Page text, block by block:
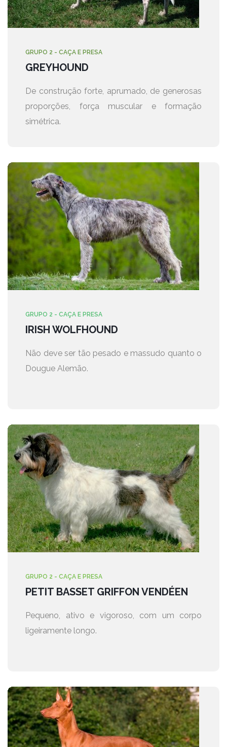
GRUPO 2 - CAÇA E PRESA
GREYHOUND
De construção forte, aprumado, de generosas
proporções, força muscular e formação
simétrica.
GRUPO 2 - CAÇA E PRESA
IRISH WOLFHOUND
Não deve ser tão pesado e massudo quanto o
Dougue Alemão.
GRUPO 2 - CAÇA E PRESA
PETIT BASSET GRIFFON VENDÉEN
Pequeno, ativo e vigoroso, com um corpo
ligeiramente longo.